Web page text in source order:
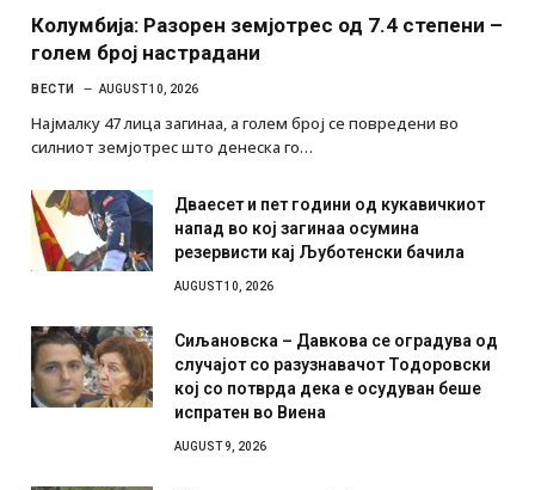
Колумбија: Разорен земјотрес од 7.4 степени –
голем број настрадани
ВЕСТИ AUGUST 10, 2026
Најмалку 47 лица загинаа, а голем број се повредени во
силниот земјотрес што денеска го…
Дваесет и пет години од кукавичкиот
напад во кој загинаа осумина
резервисти кај Љуботенски бачила
AUGUST 10, 2026
Сиљановска – Давкова се оградува од
случајот со разузнавачот Тодоровски
кој со потврда дека е осудуван беше
испратен во Виена
AUGUST 9, 2026